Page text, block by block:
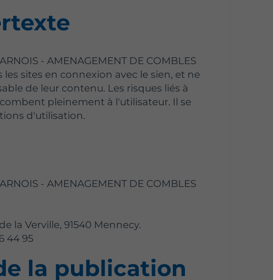
- AMENAGEMENT DE COMBLES
les sites en connexion avec le sien, et ne
de leur contenu. Les risques liés à
pleinement à l'utilisateur. Il se
d'utilisation.
- AMENAGEMENT DE COMBLES
la Verville, 91540 Mennecy.
44 95
la publication